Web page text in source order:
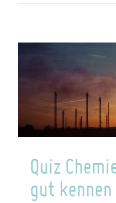
Quiz
gut